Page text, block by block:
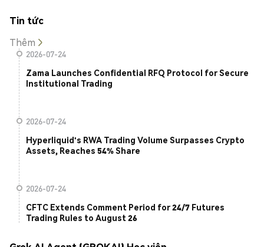
Tin tức
Thêm
2026-07-24
Zama Launches Confidential RFQ Protocol for Secure
Institutional Trading
2026-07-24
Hyperliquid's RWA Trading Volume Surpasses Crypto
Assets, Reaches 54% Share
2026-07-24
CFTC Extends Comment Period for 24/7 Futures
Trading Rules to August 26